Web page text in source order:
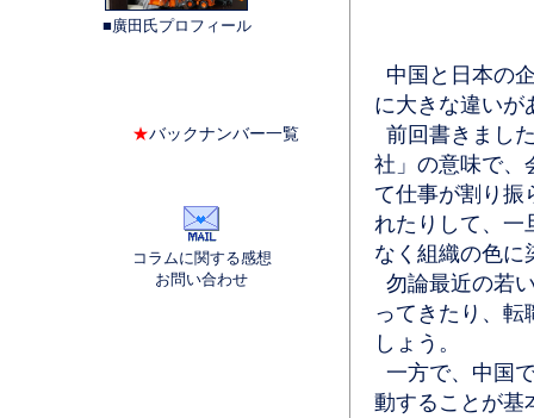
■廣田氏プロフィール
★バックナンバー一覧
コラムに関する感想
お問い合わせ
中国と日本の
に大きな違いが
前回書きまし
社」の意味で、
て仕事が割り振
れたりして、一
なく組織の色に
勿論最近の若
ってきたり、転
しょう。
一方で、中国
動することが基